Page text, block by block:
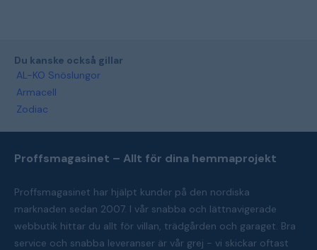
Du kanske också gillar
AL-KO Snöslungor
Armacell
Zodiac
Proffsmagasinet – Allt för dina hemmaprojekt
Proffsmagasinet har hjälpt kunder på den nordiska
marknaden sedan 2007. I vår snabba och lättnavigerade
webbutik hittar du allt för villan, trädgården och garaget. Bra
service och snabba leveranser är vår grej - vi skickar oftast